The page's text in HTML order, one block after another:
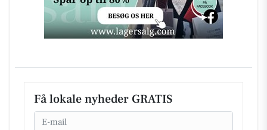
Få lokale nyheder GRATIS
Email